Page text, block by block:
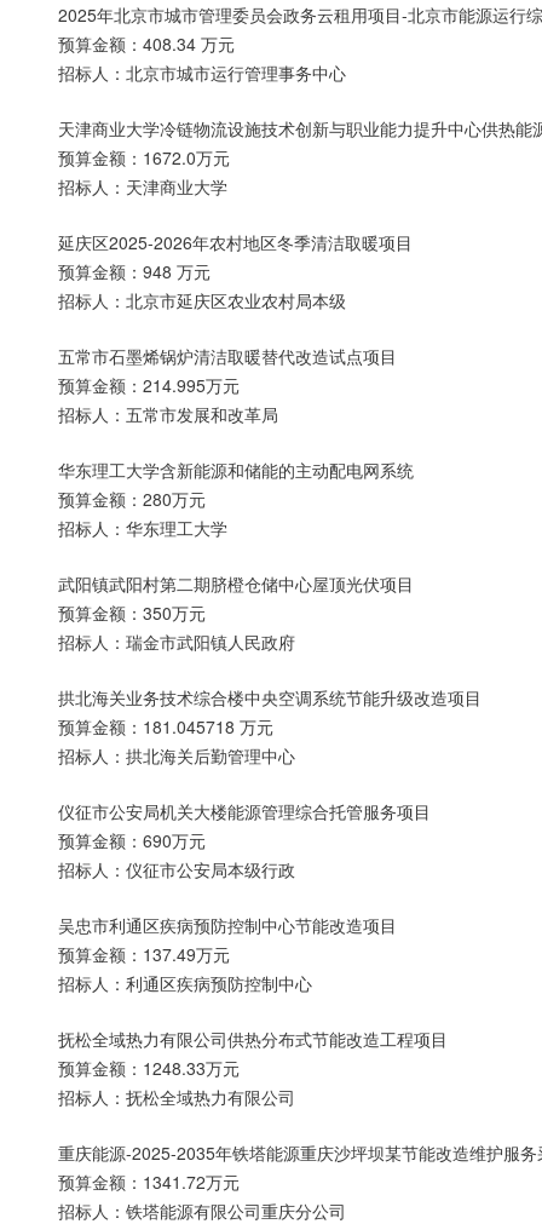
2025年北京市城市管理委员会政务云租用项目-北京市能源运行
预算金额：408.34 万元
招标人：北京市城市运行管理事务中心
天津商业大学冷链物流设施技术创新与职业能力提升中心供热能
预算金额：1672.0万元
招标人：天津商业大学
延庆区2025-2026年农村地区冬季清洁取暖项目
预算金额：948 万元
招标人：北京市延庆区农业农村局本级
五常市石墨烯锅炉清洁取暖替代改造试点项目
预算金额：214.995万元
招标人：五常市发展和改革局
华东理工大学含新能源和储能的主动配电网系统
预算金额：280万元
招标人：华东理工大学
武阳镇武阳村第二期脐橙仓储中心屋顶光伏项目
预算金额：350万元
招标人：瑞金市武阳镇人民政府
拱北海关业务技术综合楼中央空调系统节能升级改造项目
预算金额：181.045718 万元
招标人：拱北海关后勤管理中心
仪征市公安局机关大楼能源管理综合托管服务项目
预算金额：690万元
招标人：仪征市公安局本级行政
吴忠市利通区疾病预防控制中心节能改造项目
预算金额：137.49万元
招标人：利通区疾病预防控制中心
抚松全域热力有限公司供热分布式节能改造工程项目
预算金额：1248.33万元
招标人：抚松全域热力有限公司
重庆能源-2025-2035年铁塔能源重庆沙坪坝某节能改造维护服
预算金额：1341.72万元
招标人：铁塔能源有限公司重庆分公司